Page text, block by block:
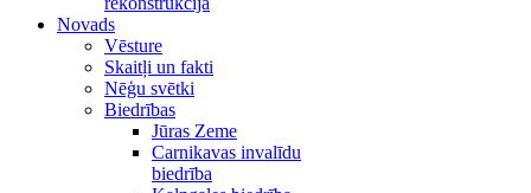
Novads
Vēsture
Skaitļi un fakti
Nēģu svētki
Biedrības
Jūras Zeme
Carnikavas invalīdu
biedrība